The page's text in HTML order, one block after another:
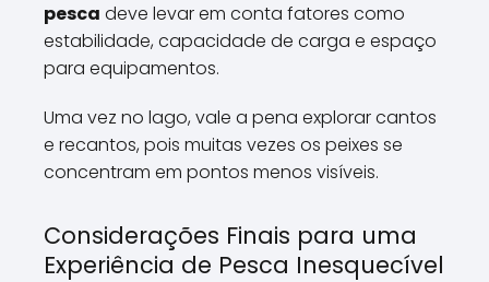
pesca deve levar em conta fatores como
estabilidade, capacidade de carga e espaço
para equipamentos.
Uma vez no lago, vale a pena explorar cantos
e recantos, pois muitas vezes os peixes se
concentram em pontos menos visíveis.
Considerações Finais para uma
Experiência de Pesca Inesquecível